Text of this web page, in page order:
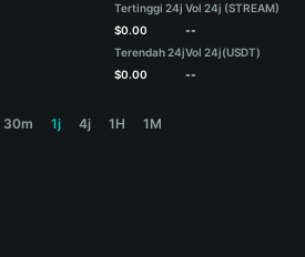
Tertinggi 24j
$0.00
Terendah 24j
$0.00
Vol 24j (STREAM)
--
Vol 24j(USDT)
--
30m 1j 4j 1H 1M